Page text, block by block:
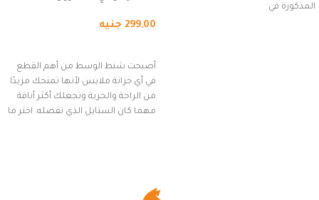
المذكورة في
(رمادي)
299,00 جنيه
أصبحت شنط الوسط من أهم القطع
في أي خزانة ملابس لأنها تمنحك مزيدًا
من الراحة والحرية وتجعلك أكثر أناقة
مهما كان الستايل الذي تفضله. اختر ما